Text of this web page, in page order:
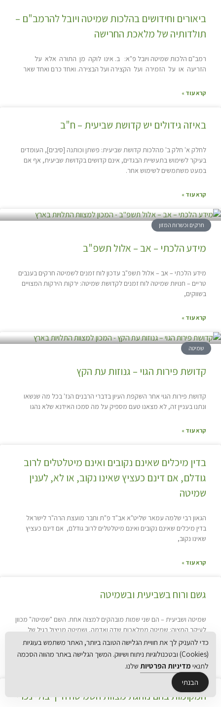
ביאורים וחידושים בהלכות שמיטה ויובל להרמב"ם –
תולדותיה של מלאכת החרישה
רמב"ם הלכות שמיטה ויובל פ"א: ב. אינו לוקה מן התורה אלא על
הזריעה או על הזמירה ועל הקצירה ועל הבצירה. ואחד כרם ואחד שאר
קרא עוד »
באיזה גידולים יש קדושת שביעית – ח"ב
לחלק א' חלק ב' מהלכות קדושת שביעית: פשתן וכותנה [סיבים], העומדים
בעיקר לשימוש בתעשיית הבגדים, אינם קדושים בקדושת שביעית, אף אם
במעט משתמשים לשימוש אחר.
קרא עוד »
חרקים וכשרות המזון
מידע הלכתי – אב – אלול תשפ"ב
מידע הלכתי – אב – אלול תשפ"ב עדכון לוח זמנים לשמיטה חרקים בענבים
טריים – חנויות שמיטה לוח זמנים לקדושת שמיטה: ירקות הירקות המצויים
בשווקים,
קרא עוד »
שמיטה
קדושת פירות הגוי – גנוזות עת הקץ
קדושת פירות הגוי אחר השקפת העיון בדברי הרבנים הנז' בכל מה שנשאו
ונתנו בעניין זה, לא מצאנו טעם מספיק על מה סמכו האידנא שלא נהגו
קרא עוד »
בדין מיכלים שאינם נקובים ואינם מיטלטלים לרוב
גודלם, אם דינם כעציץ שאינו נקוב, או לא, לענין
שמיטה
הגאון רבי שלמה עמאר שליט"א אב"ד פ"ת וחבר מועצת הרה"ר לישראל
בדין מיכלים שאינם נקובים ואינם מיטלטלים לרוב גודלם, אם דינם כעציץ
שאינו נקוב,
קרא עוד »
גשם ורוח בשביעית ובשמיטה
שמיטה ושביעית – הם שני שמות מובהקים למצוה אחת. השם "שמיטה" מכוון
לעיקר המצוה: שמיטה ממלאכות שדה ואדמה, ושמיטה מניצול רגיל של
פירות הארץ, וממילא
קרא עוד »
המקומות בהם נוהגת מצוות השמיטה ודין יבולי נכרי
כדי להעניק לך את חוויית הגלישה הטובה ביותר, האתר משתמש בעוגיות
(Cookies) ובטכנולוגיות ניתוח ושיווק. המשך הגלישה באתר מהווה הסכמה
לתנאי מדיניות הפרטיות שלנו.
הבנתי